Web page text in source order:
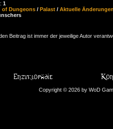
1
of Dungeons / Palast / Aktuelle Änderungen
Beitrag ist immer der jeweilige Autor
Copyright © 2026 by WoD